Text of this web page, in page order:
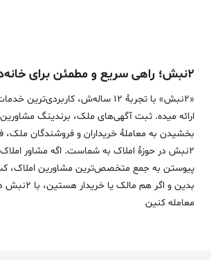
۲نبش؛ راهی سریع و مطمئن برای خانه‌دار شدن
«2نبش» با تجربۀ 12 ساله‌ش،
ارائه میده. ثبت آگهی‌های ملک، برندینگ
بخشیدن به معاملۀ خریداران و فروشندگان
2نبش در حوزۀ املاک به شماست. اگه مشاور
پیوستن به جمع متخصص‌ترین مشاورین املاک،
بدین و اگر هم
معامله‌ کنین